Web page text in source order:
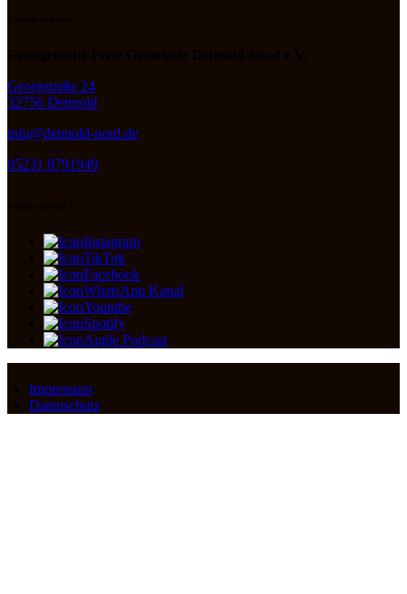
Georgstraße 24
32756 Detmold
info@detmold-nord.de
05231 8791949
Instagram
TikTok
Facebook
WhatsApp Kanal
Youtube
Spotify
Apple Podcast
Impressum
Datenschutz